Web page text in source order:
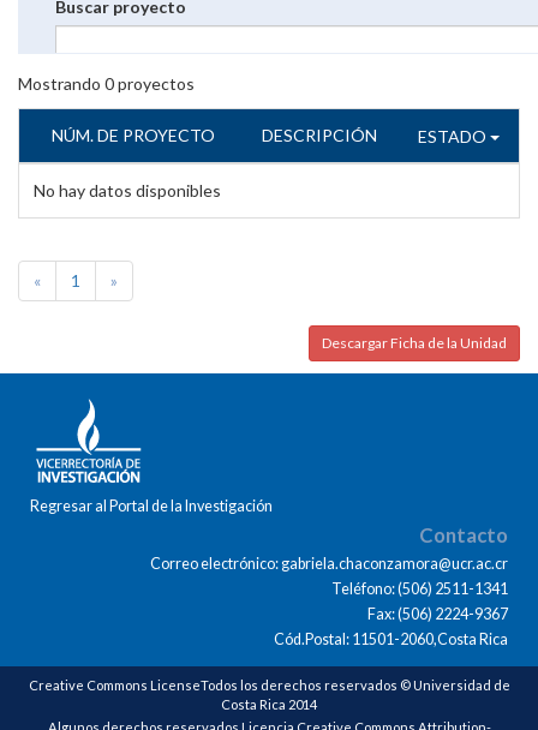
Buscar proyecto
Mostrando 0proyectos
NÚM. DE PROYECTO DESCRIPCIÓN ESTADO
No hay datos disponibles
« 1 »
Descargar Ficha de la Unidad
Regresar al Portal de la Investigación
Contacto
Correo electrónico: gabriela.chaconzamora@ucr.ac.cr
Teléfono: (506) 2511-1341
Fax: (506) 2224-9367
Cód.Postal: 11501-2060,Costa Rica
Creative Commons LicenseTodos los derechos reservados © Universidad de
Costa Rica 2014